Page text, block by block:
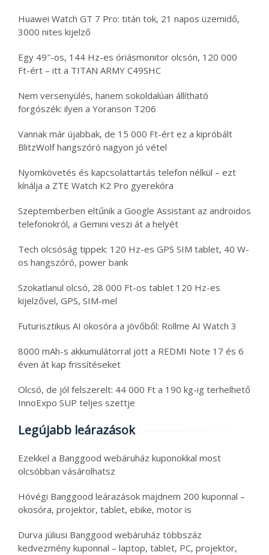
Huawei Watch GT 7 Pro: titán tok, 21 napos üzemidő,
3000 nites kijelző
Egy 49″-os, 144 Hz-es óriásmonitor olcsón, 120 000
Ft-ért – itt a TITAN ARMY C49SHC
Nem versenyülés, hanem sokoldalúan állítható
forgószék: ilyen a Yoranson T206
Vannak már újabbak, de 15 000 Ft-ért ez a kipróbált
BlitzWolf hangszóró nagyon jó vétel
Nyomkövetés és kapcsolattartás telefon nélkül – ezt
kínálja a ZTE Watch K2 Pro gyerekóra
Szeptemberben eltűnik a Google Assistant az androidos
telefonokról, a Gemini veszi át a helyét
Tech olcsóság tippek: 120 Hz-es GPS SIM tablet, 40 W-
os hangszóró, power bank
Szokatlanul olcsó, 28 000 Ft-os tablet 120 Hz-es
kijelzővel, GPS, SIM-mel
Futurisztikus AI okosóra a jövőből: Rollme AI Watch 3
8000 mAh-s akkumulátorral jött a REDMI Note 17 és 6
éven át kap frissítéseket
Olcsó, de jól felszerelt: 44 000 Ft a 190 kg-ig terhelhető
InnoExpo SUP teljes szettje
Legújabb leárazások
Ezekkel a Banggood webáruház kuponokkal most
olcsóbban vásárolhatsz
Hóvégi Banggood leárazások majdnem 200 kuponnal –
okosóra, projektor, tablet, ebike, motor is
Durva júliusi Banggood webáruház többszáz
kedvezmény kuponnal – laptop, tablet, PC, projektor,